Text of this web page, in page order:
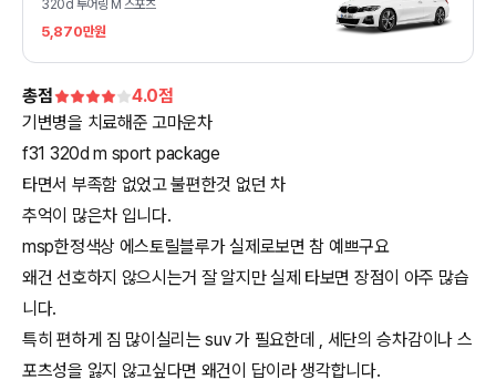
320d 투어링 M 스포츠
5,870만원
총점 4.0점
기변병을 치료해준 고마운차
f31 320d m sport package
타면서 부족함 없었고 불편한것 없던 차
추억이 많은차 입니다.
msp한정색상 에스토릴블루가 실제로보면 참 예쁘구요
왜건 선호하지 않으시는거 잘 알지만 실제 타보면 장점이 아주 많습
니다.
특히 편하게 짐 많이실리는 suv 가 필요한데 , 세단의 승차감이나 스
포츠성을 잃지 않고싶다면 왜건이 답이라 생각합니다.